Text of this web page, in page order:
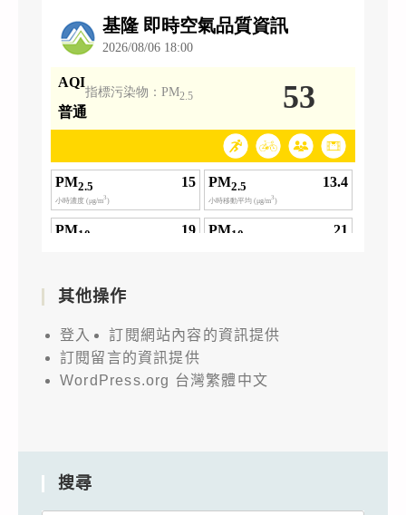
其他操作
登入
訂閱網站內容的資訊提供
訂閱留言的資訊提供
WordPress.org 台灣繁體中文
搜尋